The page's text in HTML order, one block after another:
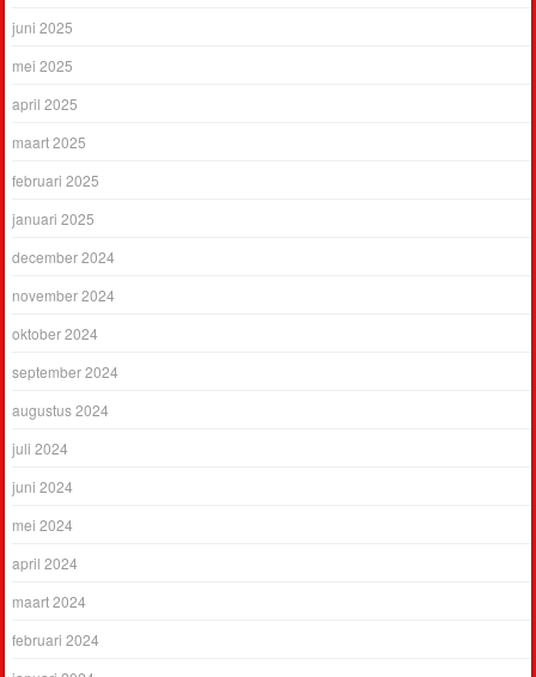
juni 2025
mei 2025
april 2025
maart 2025
februari 2025
januari 2025
december 2024
november 2024
oktober 2024
september 2024
augustus 2024
juli 2024
juni 2024
mei 2024
april 2024
maart 2024
februari 2024